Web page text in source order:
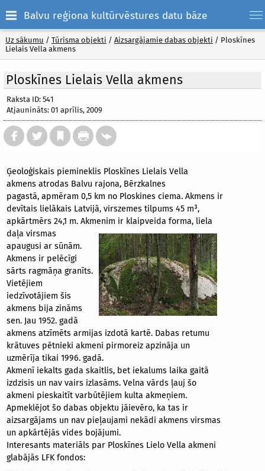
Balvu reģiona kultūrvēstures datu bāze
Uz sākumu / Tūrisma objekti / Aizsargājamie dabas objekti / Ploskīnes
Lielais Vella akmens
Ploskīnes Lielais Vella akmens
Raksta ID: 541
Atjaunināts: 01 aprīlis, 2009
Ģeoloģiskais piemineklis Ploskīnes Lielais Vella
akmens atrodas Balvu rajona, Bērzkalnes
pagastā, apmēram 0,5 km no Ploskines ciema. Akmens ir
devītais lielākais Latvijā, virszemes tilpums 45 m³,
apkārtmērs 24,1 m. Akmenim ir klaipveida forma, liela
daļa virsmas
apaugusi ar sūnām.
Akmens ir pelēcīgi
sārts ragmāņa granīts.
Vietējiem
iedzīvotājiem šis
akmens bija zināms
sen. Jau 1952. gadā
akmens atzīmēts armijas izdotā kartē. Dabas retumu
krātuves pētnieki akmeni pirmoreiz apzināja un
uzmērīja tikai 1996. gadā.
Akmenī iekalts gada skaitlis, bet iekalums laika gaitā
izdzisis un nav vairs izlasāms. Velna vārds ļauj šo
akmeni pieskaitīt varbūtējiem kulta akmeņiem.
Apmeklējot šo dabas objektu jāievēro, ka tas ir
aizsargājams un nav pieļaujami nekādi akmens virsmas
un apkārtējās vides bojājumi.
Interesants materiāls par Ploskīnes Lielo Vella akmeni
glabājās LFK fondos: